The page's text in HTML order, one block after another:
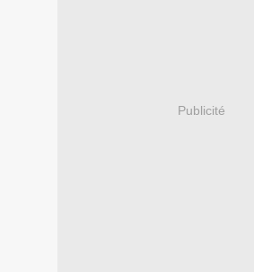
Publicité